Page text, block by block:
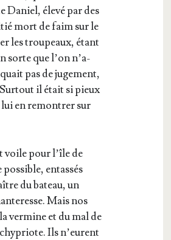
Daniel, éle­vé par des
mort de faim sur le
les trou­peaux, étant
sorte que l’on n’a­
pas de juge­ment,
il était si pieux
en remon­trer sur
voile pour l’île de
entas­sés
du bateau, un
Mais nos
ver­mine et du mal de
Ils n’eurent